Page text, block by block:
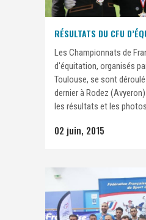
RÉSULTATS DU CFU
Les Championnats de
d'équitation, organisés
Toulouse, se sont
dernier à Rodez
les résultats et les
02 juin, 2015